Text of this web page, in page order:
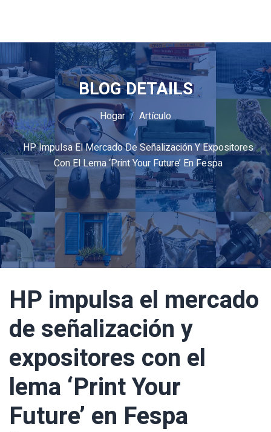
BLOG DETAILS
Hogar Artículo
HP Impulsa El Mercado De Señalización Y Expositores
Con El Lema ‘Print Your Future’ En Fespa
HP impulsa el mercado
de señalización y
expositores con el
lema ‘Print Your
Future’ en Fespa